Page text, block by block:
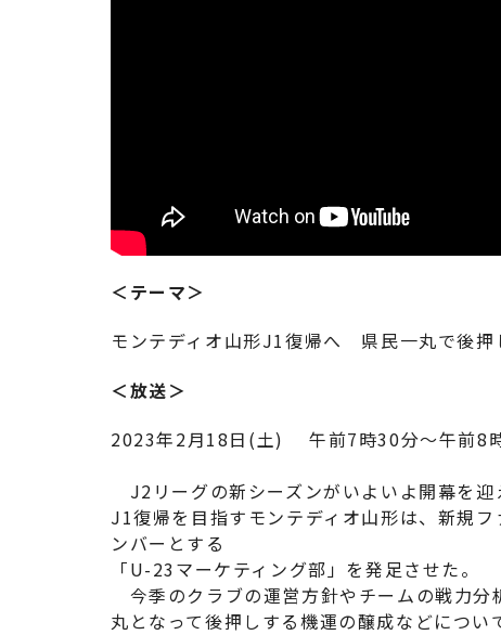
＜テーマ＞
モンテディオ山形J1復帰へ 県民一丸で後押
＜放送＞
2023年2月18日(土) 午前7時30分～午前8
J2リーグの新シーズンがいよいよ開幕を迎
J1復帰を目指すモンテディオ山形は、新規
ンバーとする
「U-23マーケティング部」を発足させた。
今季のクラブの運営方針やチームの戦力
丸となって後押しする機運の醸成などについ